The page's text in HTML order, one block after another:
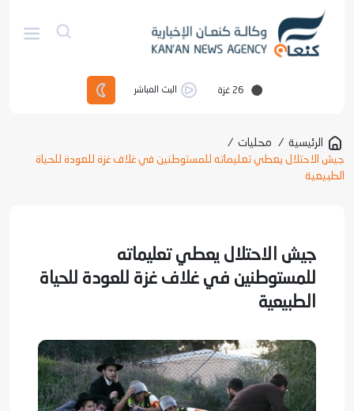
26 غزة البث المباشر
الرئيسية / محليات /
جيش الاحتلال يعطي تعليماته للمستوطنين في غلاف غزة للعودة للحياة
الطبيعية
جيش الاحتلال يعطي تعليماته
للمستوطنين في غلاف غزة للعودة للحياة
الطبيعية